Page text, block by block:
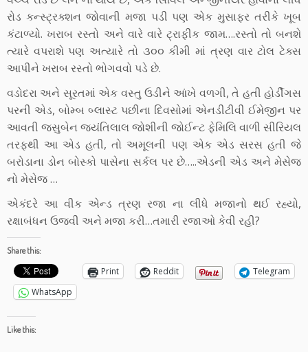
રોડ કન્સ્ટ્રક્શન જોવાની મજા પડી પણ એક મુસાફર તરીકે ખૂબ
કંટાળ્યો. ખરાબ રસ્તો અને વારે વારે ટ્રાફીક જામ….રસ્તો તો બનશે
ત્યારે વપરાશે પણ અત્યારે તો ૩૦૦ કીમી માં ત્રણ વાર ટોલ ટેક્સ
આપીને ખરાબ રસ્તો ભોગવવો પડે છે.
વડોદરા અને સૂરતમાં એક વસ્તુ ઉડીને આંખે વળગી, તે હતી હોર્ડીંગસ
પરની એડ, બોમ્બ બ્લાસ્ટ પછીના દિવસોમાં એનડીટીવી ઈમેજીન પર
આવતી જસુબેન જયંતિલાલ જોશીની જોઈન્ટ ફેમિલિ વાળી સીરિયલ
તરફથી આ એડ હતી, તો અમૂલની પણ એક એડ સરસ હતી જે
બરોડાના ડોન બોસ્કો પાસેના સર્કલ પર છે…..એડની એડ અને મેસેજ
નો મેસેજ …
એકંદરે આ વીક એન્ડ ત્રણ રજા ના લીધે મજાનો થઈ રહ્યો,
રક્ષાબંધન ઉજવી અને મજા કરી…તમારી રજાઓ કેવી રહી?
Share this:
Print Reddit
Telegram
WhatsApp
Like this: